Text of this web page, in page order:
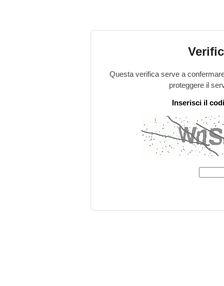
Questa verifica serve a
proteggere il
Inserisci il